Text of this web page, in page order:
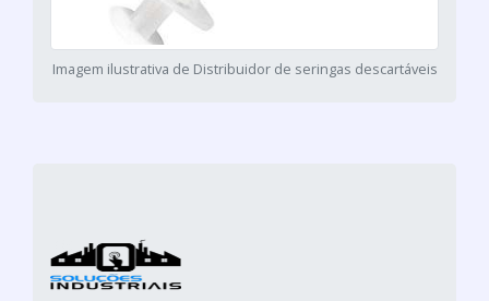
Imagem ilustrativa de Distribuidor de seringas descartáveis